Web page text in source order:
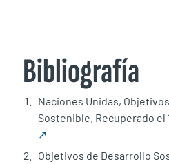
Bibliografía
Naciones Unidas,
Sostenible. Recuperado el
↗
Objetivos de Desarrollo